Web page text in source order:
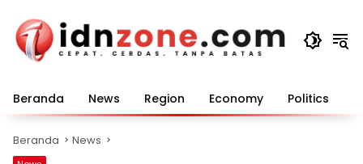
konten
Beranda News Region Economy Politics
Beranda News